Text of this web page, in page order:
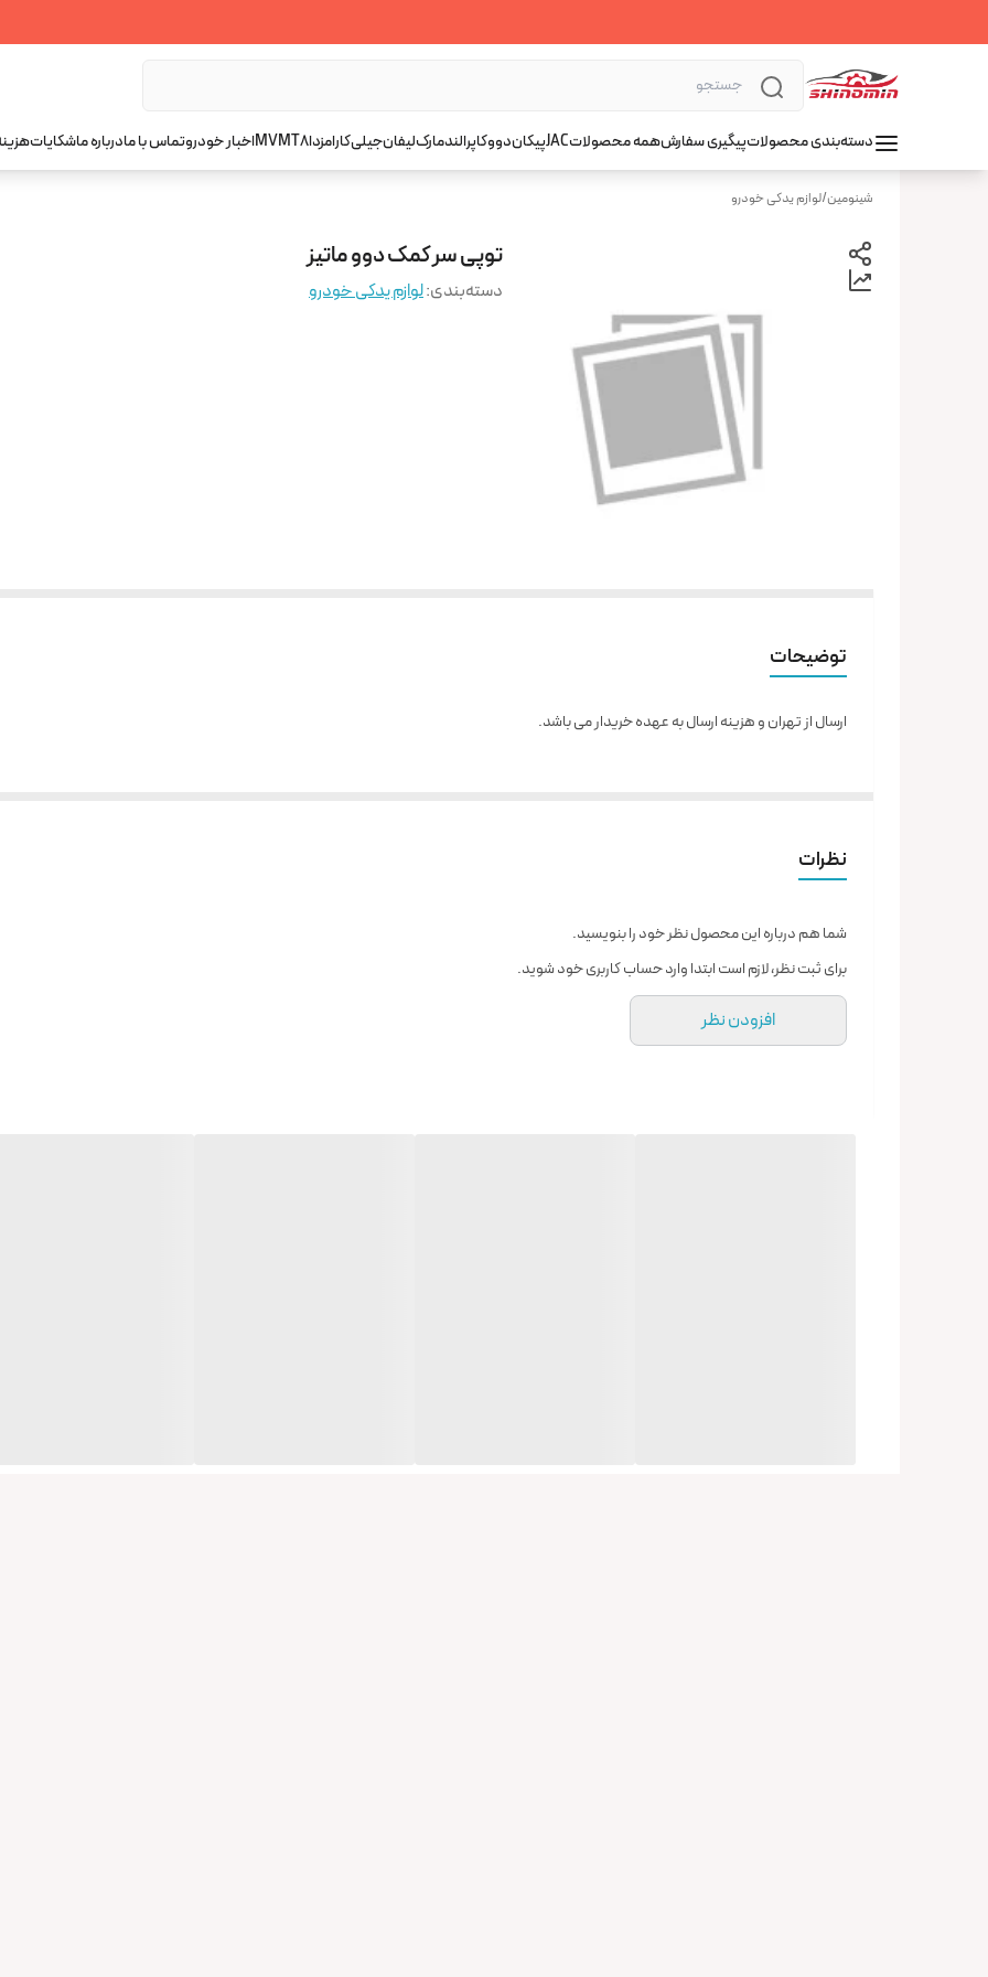
دسته‌بندی محصولاتپیگیری سفارشهمه محصولاتJACپیکاندووکاپرالندمارکلیفانجیلیکارامزداT8
MVMاخبار خودروتماس با مادرباره ماشکایات
شینومین/لوازم یدکی خودرو
توپی سر کمک دوو ماتیز
دسته‌بندی:لوازم یدکی خودرو
توضیحات
ارسال از تهران و هزینه ارسال به عهده خریدار می باشد.
نظرات
شما هم درباره این محصول نظر خود را بنویسید.
برای ثبت نظر، لازم است ابتدا وارد حساب کاربری خود شوید.
افزودن نظر